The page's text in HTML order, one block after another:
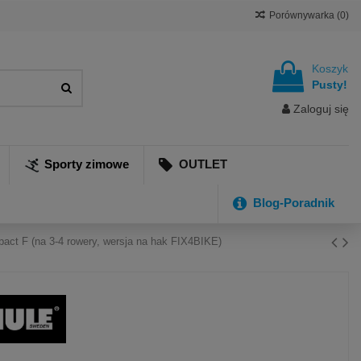
Porównywarka (0)
Koszyk
Pusty!
Zaloguj się
Sporty zimowe OUTLET
Blog-Poradnik
F (na 3-4 rowery, wersja na hak FIX4BIKE)